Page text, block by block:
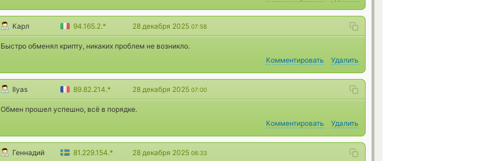
Карл 94.165.2.* 28 декабря 2025 07:58
Быстро обменял крипту, никаких проблем не возникло.
Комментировать
Удалить
Ilyas 89.82.214.* 28 декабря 2025 07:00
Обмен прошел успешно, всё в порядке.
Комментировать
Удалить
Геннадий 81.229.154.* 28 декабря 2025 06:33